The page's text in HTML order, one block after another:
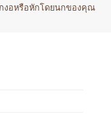
งอหรือหักโดยนกของคุณ